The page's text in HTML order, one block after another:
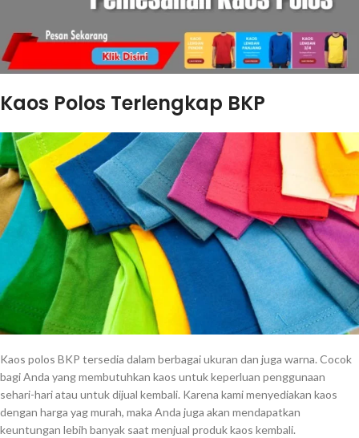
Kaos Polos Terlengkap BKP
Kaos polos BKP tersedia dalam berbagai ukuran dan juga warna. Cocok
bagi Anda yang membutuhkan kaos untuk keperluan penggunaan
sehari-hari atau untuk dijual kembali. Karena kami menyediakan kaos
dengan harga yag murah, maka Anda juga akan mendapatkan
keuntungan lebih banyak saat menjual produk kaos kembali.